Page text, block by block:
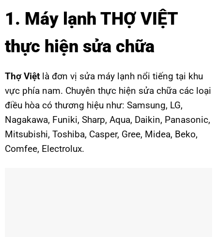
1. Máy lạnh THỢ VIỆT
thực hiện sửa chữa
Thợ Việt là đơn vị sửa máy lạnh nổi tiếng tại khu
vực phía nam. Chuyên thực hiện sửa chữa các loại
điều hòa có thương hiệu như: Samsung, LG,
Nagakawa, Funiki, Sharp, Aqua, Daikin, Panasonic,
Mitsubishi, Toshiba, Casper, Gree, Midea, Beko,
Comfee, Electrolux.